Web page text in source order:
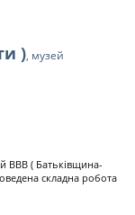
), музей
ВВВ ( Батьківщина-
складна робота